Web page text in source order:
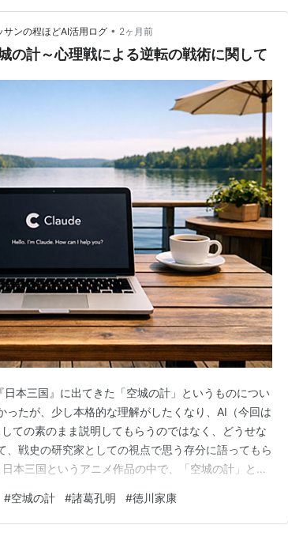
ンの程ほどAI活用ログ • 2ヶ月前
の計～心理戦による逆転の戦術に関して
本三国』に出てきた「空城の計」というものについ
ったが、少し本格的な理解がしたくなり、AI（今回は
ての素のまま説明してもらうのではなく、どうせな
、戦史の研究家としての視点で思う存分に語ってもら
本三国というアニメ作品の中で、「空城の計」とい
のことで、追い込まれたが故の苦肉の策でもあると
例の概要を…
#空城の計 #諸葛孔明 #徳川家康